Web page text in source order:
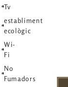
Tv
establiment
ecològic
Wi-
Fi
No
Fumadors